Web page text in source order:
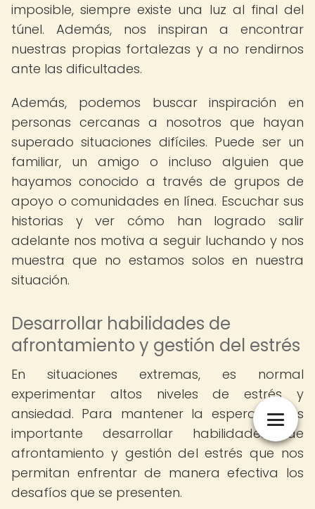
imposible, siempre existe una luz al final del
túnel. Además, nos inspiran a encontrar
nuestras propias fortalezas y a no rendirnos
ante las dificultades.
Además, podemos buscar inspiración en
personas cercanas a nosotros que hayan
superado situaciones difíciles. Puede ser un
familiar, un amigo o incluso alguien que
hayamos conocido a través de grupos de
apoyo o comunidades en línea. Escuchar sus
historias y ver cómo han logrado salir
adelante nos motiva a seguir luchando y nos
muestra que no estamos solos en nuestra
situación.
Desarrollar habilidades de
afrontamiento y gestión del estrés
En situaciones extremas, es normal
experimentar altos niveles de estrés y
ansiedad. Para mantener la esperanza, es
importante desarrollar habilidades de
afrontamiento y gestión del estrés que nos
permitan enfrentar de manera efectiva los
desafíos que se presenten.